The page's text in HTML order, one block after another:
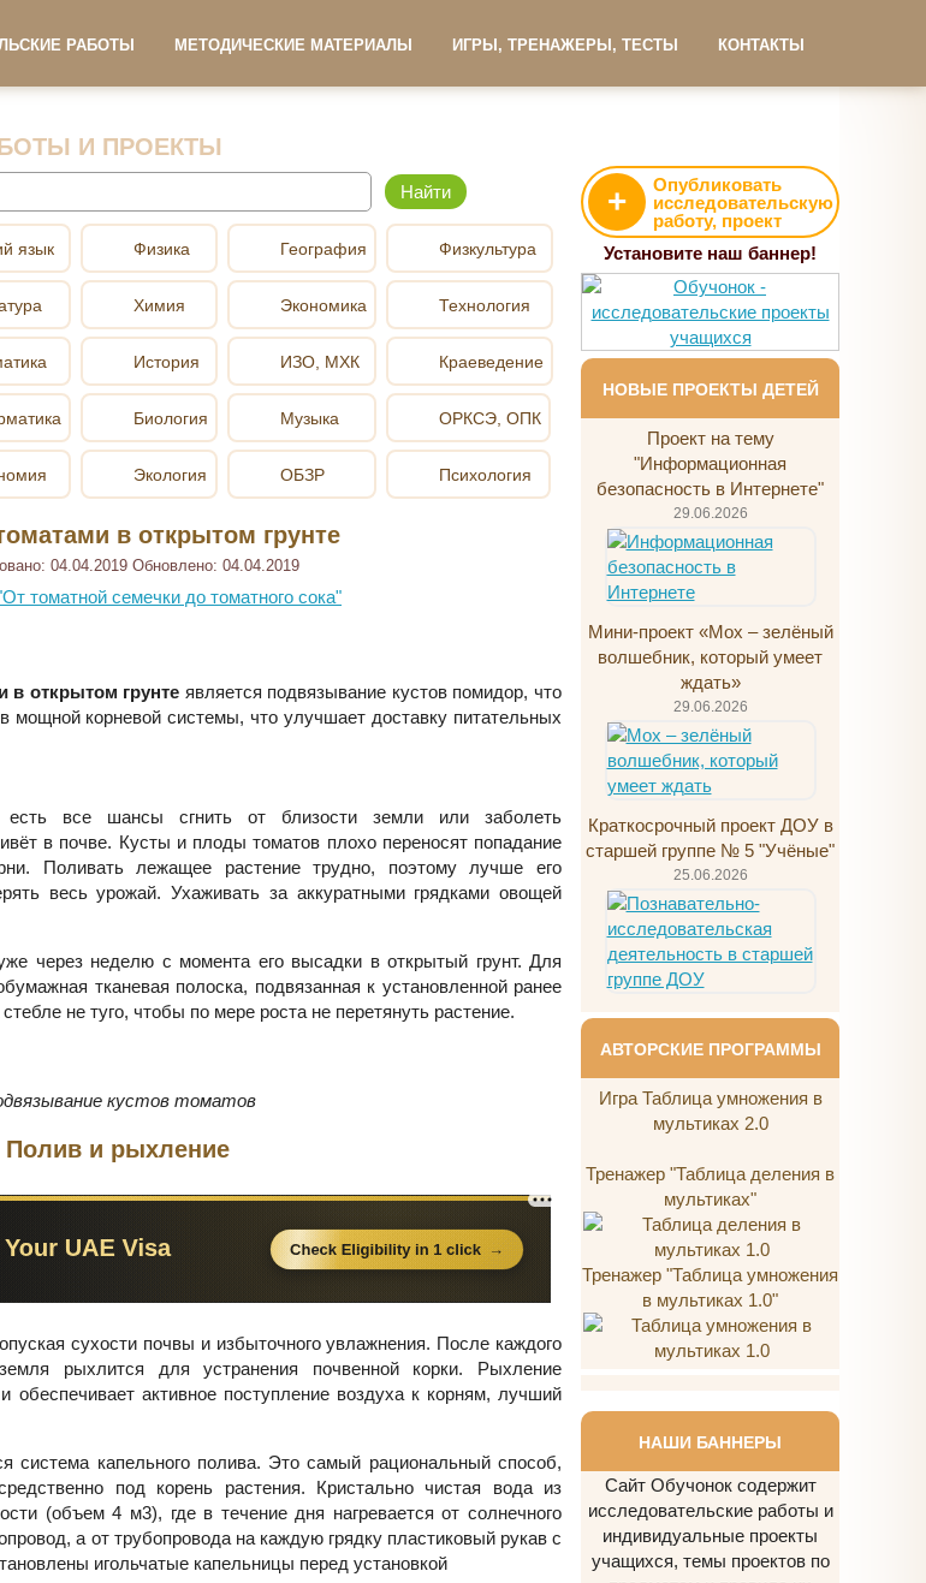
РАБОТЫ МЕТОДИЧЕСКИЕ МАТЕРИАЛЫ ИГРЫ, ТРЕНАЖЕРЫ, ТЕСТЫ КОНТАКТЫ
И ПРОЕКТЫ
язык Физика
Химия
История
Биология
Экология
География
Экономика
ИЗО, МХК
Музыка
ОБЗР
Физкультура
Технология
Краеведение
ОРКСЭ, ОПК
Психология
в открытом грунте
04.04.2019 Обновлено: 04.04.2019
томатной семечки до томатного сока"
в открытом грунте является подвязывание кустов помидор, что
мощной корневой системы, что улучшает доставку питательных
есть все шансы сгнить от близости земли или заболеть
в почве. Кусты и плоды томатов плохо переносят попадание
Поливать лежащее растение трудно, поэтому лучше его
весь урожай. Ухаживать за аккуратными грядками овощей
через неделю с момента его высадки в открытый грунт. Для
тканевая полоска, подвязанная к установленной ранее
не туго, чтобы по мере роста не перетянуть растение.
кустов томатов
Полив и рыхление
сухости почвы и избыточного увлажнения. После каждого
рыхлится для устранения почвенной корки. Рыхление
обеспечивает активное поступление воздуха к корням, лучший
система капельного полива. Это самый рациональный способ,
под корень растения. Кристально чистая вода из
(объем 4 м3), где в течение дня нагревается от солнечного
а от трубопровода на каждую грядку пластиковый рукав с
игольчатые капельницы перед установкой
+
Опубликовать
исследовательскую
работу, проект
Установите наш баннер!
НОВЫЕ ПРОЕКТЫ ДЕТЕЙ
Проект на тему
"Информационная
безопасность в Интернете"
29.06.2026
Мини-проект «Мох – зелёный
волшебник, который умеет
ждать»
29.06.2026
Краткосрочный проект ДОУ в
старшей группе № 5 "Учёные"
25.06.2026
АВТОРСКИЕ ПРОГРАММЫ
Игра Таблица умножения в
мультиках 2.0
Тренажер "Таблица деления в
мультиках"
Тренажер "Таблица умножения
в мультиках 1.0"
НАШИ БАННЕРЫ
Сайт Обучонок содержит
исследовательские работы и
индивидуальные проекты
учащихся, темы проектов по